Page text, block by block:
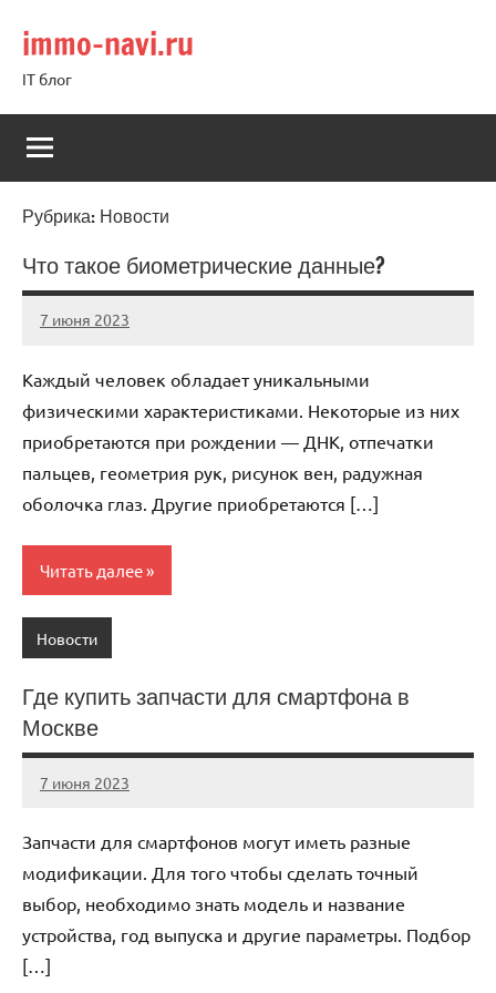
содержимому
immo-navi.ru
IT блог
Рубрика: Новости
Что такое биометрические данные?
7 июня 2023
immo_navi_ru
Нет
Каждый человек обладает уникальными
физическими характеристиками. Некоторые из них
приобретаются при рождении — ДНК, отпечатки
пальцев, геометрия рук, рисунок вен, радужная
оболочка глаз. Другие приобретаются […]
Читать далее
Новости
Где купить запчасти для смартфона в
Москве
7 июня 2023
immo_navi_ru
Нет
Запчасти для смартфонов могут иметь разные
модификации. Для того чтобы сделать точный
выбор, необходимо знать модель и название
устройства, год выпуска и другие параметры. Подбор
[…]